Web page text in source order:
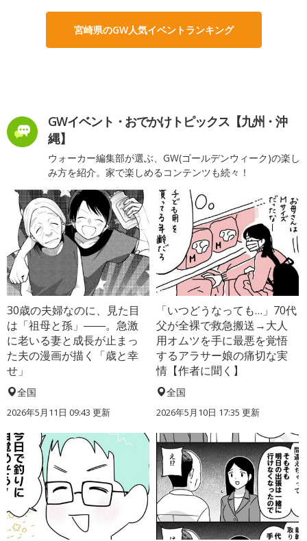
宮崎県のGW人気イベントランキング
GWイベント・おでかけトピックス【九州・沖
縄】
ウォーカー編集部が選ぶ、GW(ゴールデンウィーク)の楽し
み方を紹介。家で楽しめるコンテンツも続々！
30歳の夫婦なのに、見た目
は「祖母と孫」――。急激
に老いる妻と成長が止まっ
た夫の漫画が描く「歳と幸
せ」
全国
2026年5月11日 09:43 更新
「いつどうなっても…」70代
父が全裸で救急搬送→大人
用オムツを手に最悪を覚悟
するアラサー娘の痛切な実
情【作者に聞く】
全国
2026年5月10日 17:35 更新